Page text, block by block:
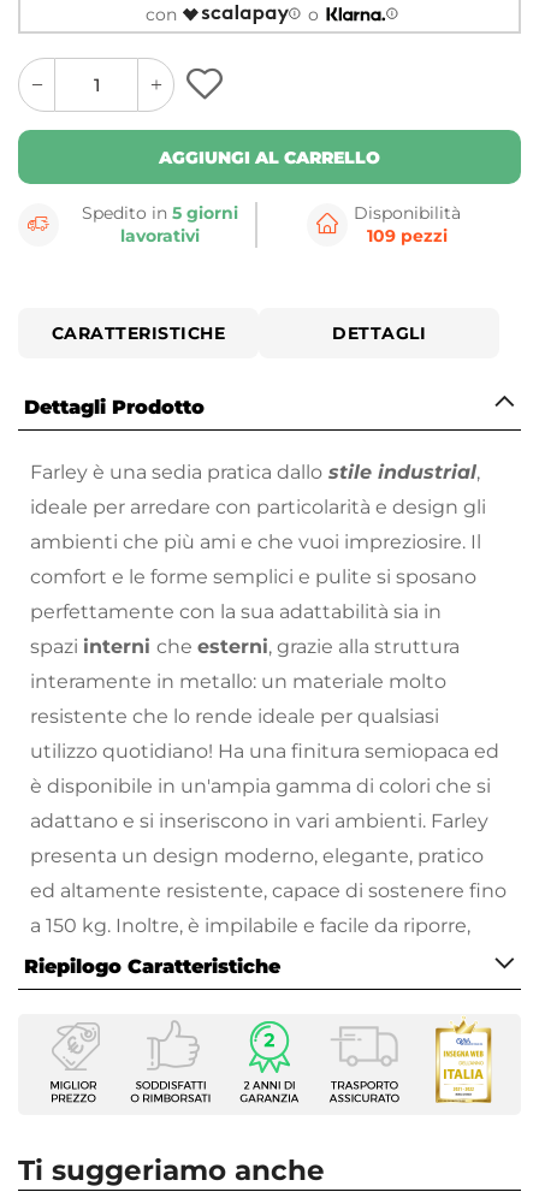
con
o
quantity
button
quantity
minus
button
AGGIUNGI AL CARRELLO
Spedito in5 giorni
lavorativi
Disponibilità
109 pezzi
CARATTERISTICHE DETTAGLI
Dettagli Prodotto
Farley è una sedia pratica dallo stile industrial,
ideale per arredare con particolarità e design gli
ambienti che più ami e che vuoi impreziosire. Il
comfort e le forme semplici e pulite si sposano
perfettamente con la sua adattabilità sia in
spazi interni che esterni, grazie alla struttura
interamente in metallo: un materiale molto
resistente che lo rende ideale per qualsiasi
utilizzo quotidiano! Ha una finitura semiopaca ed
è disponibile in un'ampia gamma di colori che si
adattano e si inseriscono in vari ambienti. Farley
presenta un design moderno, elegante, pratico
ed altamente resistente, capace di sostenere fino
a 150 kg. Inoltre, è impilabile e facile da riporre,
diventando così il complemento perfetto per
arredare qualsiasi ambiente, anche quelli più
ristretti.
Scegli subito il modello che fa per te e lasciati
Tutti i prodotti che vengono posizionati
Riepilogo Caratteristiche
Caratteristiche
Tipologia
Sedia da giardino
Ti suggeriamo anche